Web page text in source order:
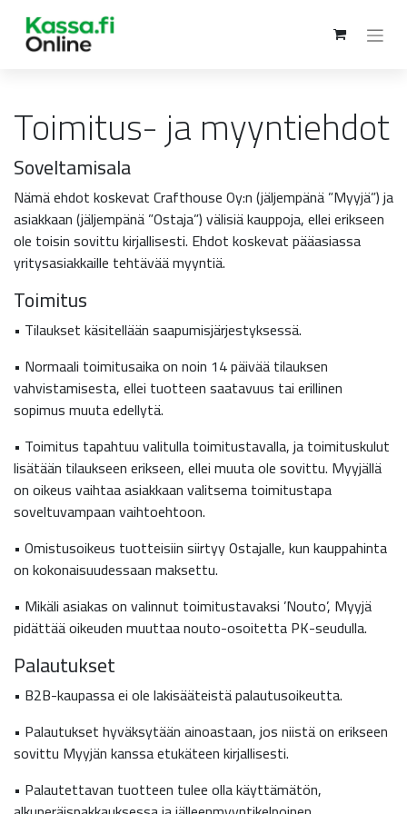
Toimitus- ja myyntiehdot
Soveltamisala
Nämä ehdot koskevat Crafthouse Oy:n (jäljempänä ”Myyjä”) ja
asiakkaan (jäljempänä ”Ostaja”) välisiä kauppoja, ellei erikseen
ole toisin sovittu kirjallisesti. Ehdot koskevat pääasiassa
yritysasiakkaille tehtävää myyntiä.
Toimitus
• Tilaukset käsitellään saapumisjärjestyksessä.
• Normaali toimitusaika on noin 14 päivää tilauksen
vahvistamisesta, ellei tuotteen saatavuus tai erillinen
sopimus muuta edellytä.
• Toimitus tapahtuu valitulla toimitustavalla, ja toimituskulut
lisätään tilaukseen erikseen, ellei muuta ole sovittu. Myyjällä
on oikeus vaihtaa asiakkaan valitsema toimitustapa
soveltuvampaan vaihtoehtoon.
• Omistusoikeus tuotteisiin siirtyy Ostajalle, kun kauppahinta
on kokonaisuudessaan maksettu.
• Mikäli asiakas on valinnut toimitustavaksi ’Nouto’, Myyjä
pidättää oikeuden muuttaa nouto-osoitetta PK-seudulla.
Palautukset
• B2B-kaupassa ei ole lakisääteistä palautusoikeutta.
• Palautukset hyväksytään ainoastaan, jos niistä on erikseen
sovittu Myyjän kanssa etukäteen kirjallisesti.
• Palautettavan tuotteen tulee olla käyttämätön,